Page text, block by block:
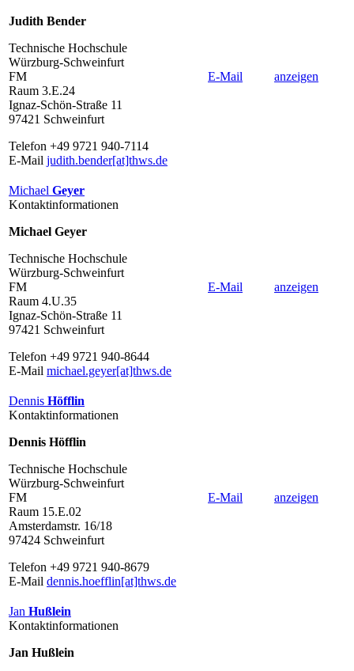
Judith Bender
Technische Hochschule
Würzburg-Schweinfurt
FM
Raum 3.E.24
Ignaz-Schön-Straße 11
97421 Schweinfurt
Telefon +49 9721 940-7114
E-Mail judith.bender[at]thws.de
E-Mail anzeigen
Michael Geyer
Kontaktinformationen
Michael Geyer
Technische Hochschule
Würzburg-Schweinfurt
FM
Raum 4.U.35
Ignaz-Schön-Straße 11
97421 Schweinfurt
Telefon +49 9721 940-8644
E-Mail michael.geyer[at]thws.de
E-Mail anzeigen
Dennis Höfflin
Kontaktinformationen
Dennis Höfflin
Technische Hochschule
Würzburg-Schweinfurt
FM
Raum 15.E.02
Amsterdamstr. 16/18
97424 Schweinfurt
Telefon +49 9721 940-8679
E-Mail dennis.hoefflin[at]thws.de
E-Mail anzeigen
Jan Hußlein
Kontaktinformationen
Jan Hußlein